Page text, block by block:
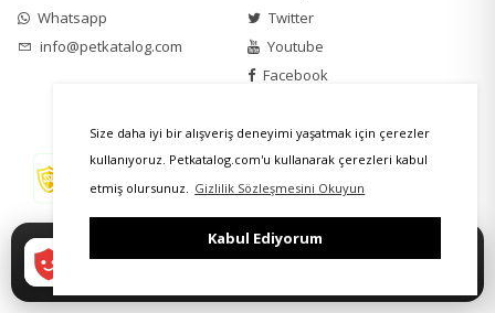
Size daha iyi bir alışveriş deneyimi yaşatmak için çerezler
kullanıyoruz. Petkatalog.com'u kullanarak çerezleri kabul
etmiş olursunuz. Gizlilik Sözleşmesini Okuyun
Kabul Ediyorum
Petkatalog'u indirin
Google Play
Whatsapp
info@petkatalog.com
Twitter
Youtube
Facebook